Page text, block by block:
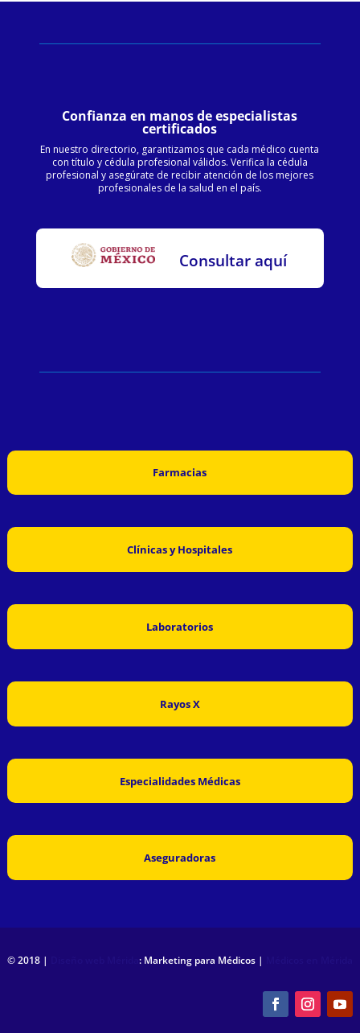
Confianza en manos de especialistas
certificados
En nuestro directorio, garantizamos que cada médico cuenta
con título y cédula profesional válidos. Verifica la cédula
profesional y asegúrate de recibir atención de los mejores
profesionales de la salud en el país.
Consultar aquí
Farmacias
Clínicas y Hospitales
Laboratorios
Rayos X
Especialidades Médicas
Aseguradoras
© 2018 | : Marketing para Médicos |